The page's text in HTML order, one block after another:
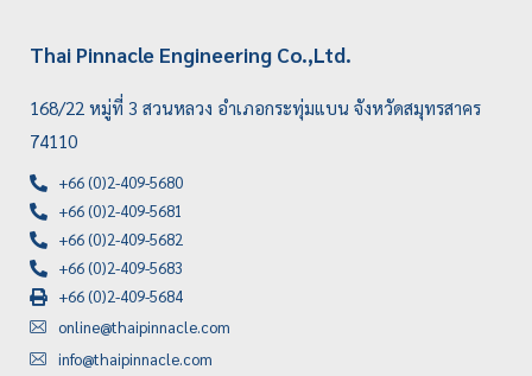
Thai Pinnacle Engineering Co.,Ltd.
168/22 หมู่ที่ 3 สวนหลวง อำเภอกระทุ่มแบน จังหวัดสมุทรสาคร
74110
+66 (0)2-409-5680
+66 (0)2-409-5681
+66 (0)2-409-5682
+66 (0)2-409-5683
+66 (0)2-409-5684
online@thaipinnacle.com
info@thaipinnacle.com